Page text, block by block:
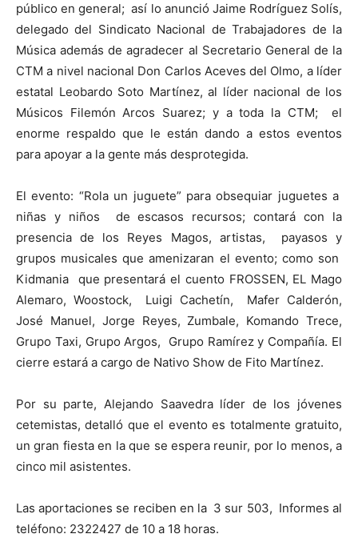
público en general; así lo anunció Jaime Rodríguez Solís,
delegado del Sindicato Nacional de Trabajadores de la
Música además de agradecer al Secretario General de la
CTM a nivel nacional Don Carlos Aceves del Olmo, a líder
estatal Leobardo Soto Martínez, al líder nacional de los
Músicos Filemón Arcos Suarez; y a toda la CTM; el
enorme respaldo que le están dando a estos eventos
para apoyar a la gente más desprotegida.
El evento: “Rola un juguete” para obsequiar juguetes a
niñas y niños de escasos recursos; contará con la
presencia de los Reyes Magos, artistas, payasos y
grupos musicales que amenizaran el evento; como son
Kidmania que presentará el cuento FROSSEN, EL Mago
Alemaro, Woostock, Luigi Cachetín, Mafer Calderón,
José Manuel, Jorge Reyes, Zumbale, Komando Trece,
Grupo Taxi, Grupo Argos, Grupo Ramírez y Compañía. El
cierre estará a cargo de Nativo Show de Fito Martínez.
Por su parte, Alejando Saavedra líder de los jóvenes
cetemistas, detalló que el evento es totalmente gratuito,
un gran fiesta en la que se espera reunir, por lo menos, a
cinco mil asistentes.
Las aportaciones se reciben en la 3 sur 503, Informes al
teléfono: 2322427 de 10 a 18 horas.